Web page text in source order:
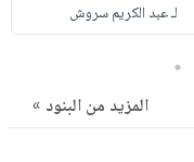
لـ عبد الكريم سروش
5
المزيد من البنود »